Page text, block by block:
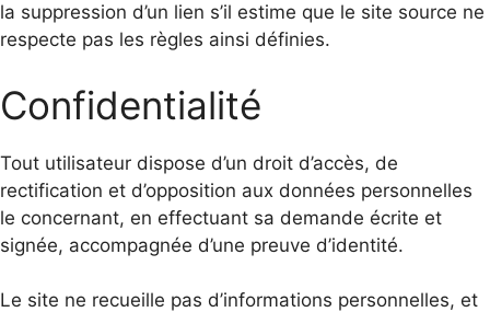
la suppression d’un lien s’il estime que le site source ne
respecte pas les règles ainsi définies.
Confidentialité
Tout utilisateur dispose d’un droit d’accès, de
rectification et d’opposition aux données personnelles
le concernant, en effectuant sa demande écrite et
signée, accompagnée d’une preuve d’identité.
Le site ne recueille pas d’informations personnelles, et